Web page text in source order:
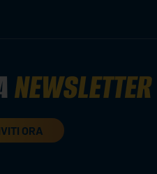
NEWSLETTER
ORA